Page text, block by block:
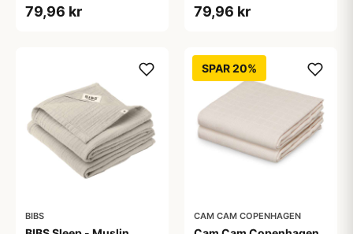
79,96 kr 79,96 kr
BIBS
SPAR 20%
CAM CAM COPENHAGEN